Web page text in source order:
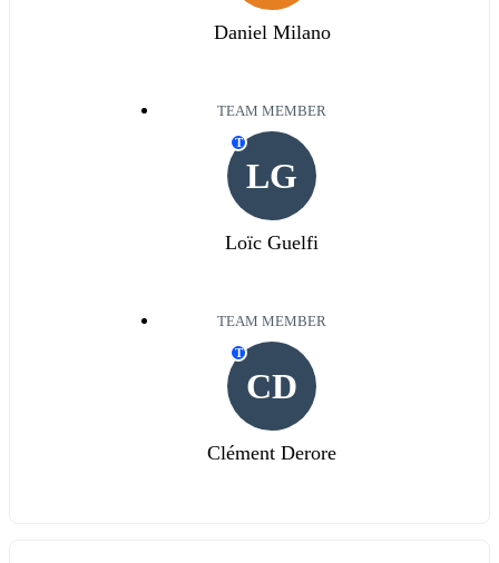
Daniel Milano
TEAM MEMBER
LG
T
Loïc Guelfi
TEAM MEMBER
CD
T
Clément Derore